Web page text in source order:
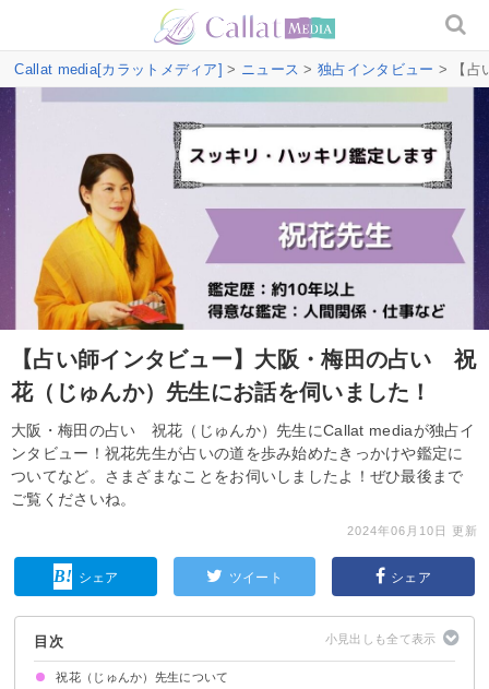
Callat media[カラットメディア] > ニュース >独占インタビュー > 【占
【占い師インタビュー】大阪・梅田の占い 祝
花（じゅんか）先生にお話を伺いました！
大阪・梅田の占い 祝花（じゅんか）先生にCallat mediaが独占イ
ンタビュー！祝花先生が占いの道を歩み始めたきっかけや鑑定に
ついてなど。さまざまなことをお伺いしましたよ！ぜひ最後まで
ご覧くださいね。
2024年06月10日 更新
シェア ツイート シェア
目次
祝花（じゅんか）先生について